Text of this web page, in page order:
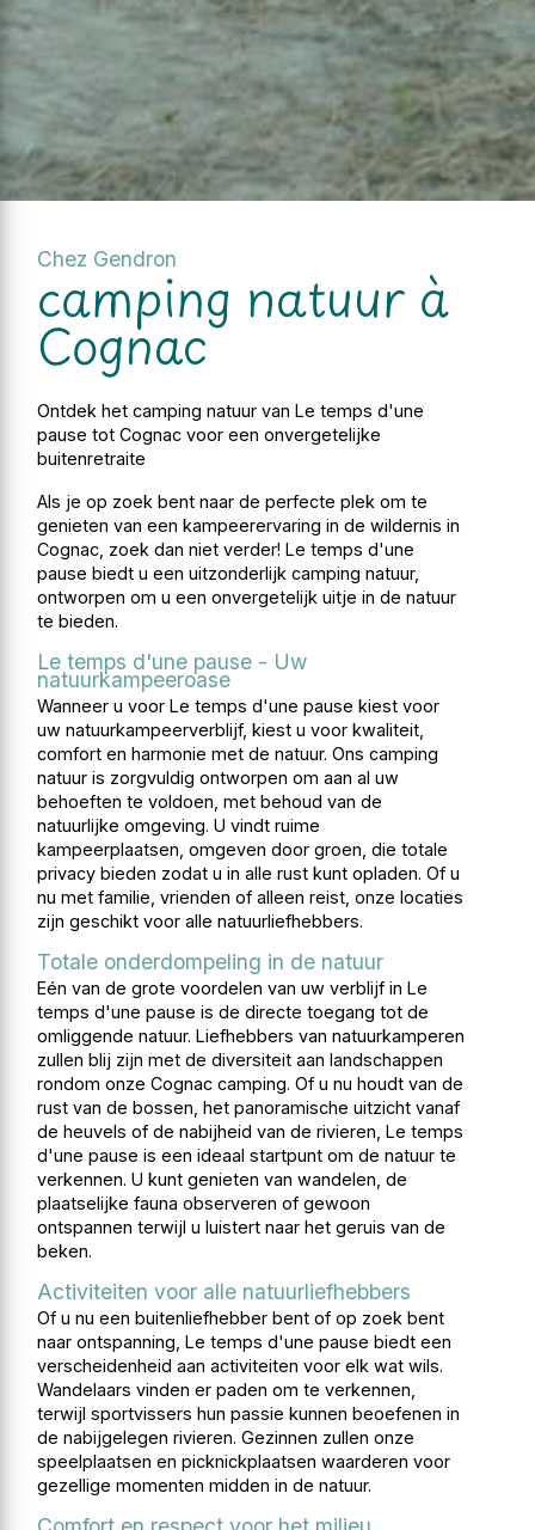
Chez Gendron
camping natuur à
Cognac
Ontdek het camping natuur van Le temps d'une
pause tot Cognac voor een onvergetelijke
buitenretraite
Als je op zoek bent naar de perfecte plek om te
genieten van een kampeerervaring in de wildernis in
Cognac, zoek dan niet verder! Le temps d'une
pause biedt u een uitzonderlijk camping natuur,
ontworpen om u een onvergetelijk uitje in de natuur
te bieden.
Le temps d'une pause - Uw
natuurkampeeroase
Wanneer u voor Le temps d'une pause kiest voor
uw natuurkampeerverblijf, kiest u voor kwaliteit,
comfort en harmonie met de natuur. Ons camping
natuur is zorgvuldig ontworpen om aan al uw
behoeften te voldoen, met behoud van de
natuurlijke omgeving. U vindt ruime
kampeerplaatsen, omgeven door groen, die totale
privacy bieden zodat u in alle rust kunt opladen. Of u
nu met familie, vrienden of alleen reist, onze locaties
zijn geschikt voor alle natuurliefhebbers.
Totale onderdompeling in de natuur
Eén van de grote voordelen van uw verblijf in Le
temps d'une pause is de directe toegang tot de
omliggende natuur. Liefhebbers van natuurkamperen
zullen blij zijn met de diversiteit aan landschappen
rondom onze Cognac camping. Of u nu houdt van de
rust van de bossen, het panoramische uitzicht vanaf
de heuvels of de nabijheid van de rivieren, Le temps
d'une pause is een ideaal startpunt om de natuur te
verkennen. U kunt genieten van wandelen, de
plaatselijke fauna observeren of gewoon
ontspannen terwijl u luistert naar het geruis van de
beken.
Activiteiten voor alle natuurliefhebbers
Of u nu een buitenliefhebber bent of op zoek bent
naar ontspanning, Le temps d'une pause biedt een
verscheidenheid aan activiteiten voor elk wat wils.
Wandelaars vinden er paden om te verkennen,
terwijl sportvissers hun passie kunnen beoefenen in
de nabijgelegen rivieren. Gezinnen zullen onze
speelplaatsen en picknickplaatsen waarderen voor
gezellige momenten midden in de natuur.